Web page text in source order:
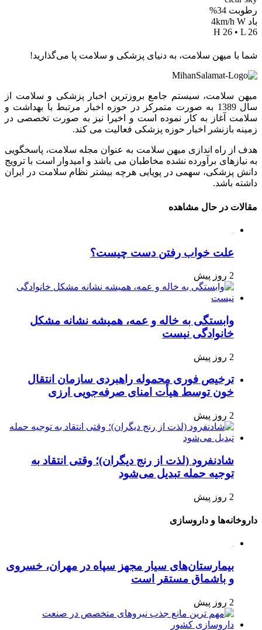
رطوبت 34%
باد 4km/h W
H 26 • L 26
شما با میهن سلامت، به دنیای پزشکی و سلامت پا می‌گذارید!
میهن سلامت، سیستم جامع بروزترین اخبار پزشکی و سلامت از
سال 1389 به صورت متمرکز در حوزه اخبار مرتبط با بهداشت و
سلامت آغاز به کار نموده است و اخیرا نیز به صورت تخصصی در
زمینه بازنشر اخبار حوزه پزشکی فعالیت می کند.
هدف از راه اندازی میهن سلامت به عنوان مجله سلامت، پاسخگویی
به نیازهای برآورده نشده مخاطبان می باشد و امیدوار است با ترویج
دانش پزشکی، سهمی در پویایی هرچه بیشتر نظام سلامت در ایران
داشته باشد.
مقالات در حال مشاهده
علت خواب رفتن دست چیست؟
2 روز پیش
وابستگی به خاله و عمه، همیشه نشانه مشکل
خانوادگی نیست
2 روز پیش
ترخیص فوری محموله راهبردی سازمان انتقال
خون توسط هیأت امنای صرفه‌جویی ارزی
2 روز پیش
شادنفرود (لذت از رنج دیگران)؛ وقتی انتقاد به
توجیه حمله تبدیل می‌شود
2 روز پیش
داروخانه‌ها و داروسازی
بیمارستان‌های سیار مجهز سپاه در مهران، خسروی
و باشماق مستقر است
2 روز پیش